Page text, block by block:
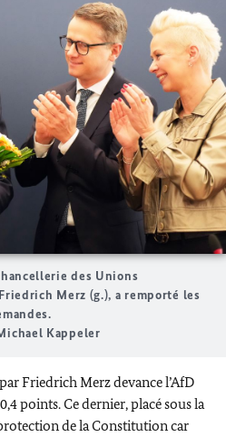
des Unions
Friedrich Merz (g.), a remporté les
Kappeler
Friedrich Merzdevance l’AfD
points. Ce dernier, placé sous la
de la Constitution car